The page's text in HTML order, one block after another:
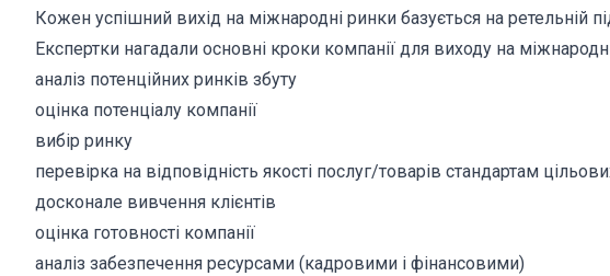
Кожен успішний вихід на міжнародні ринки базується на ретельній
Експертки нагадали основні кроки компанії для виходу на
аналіз потенційних ринків збуту
оцінка потенціалу компанії
вибір ринку
перевірка на відповідність якості послуг/товарів стандартам
досконале вивчення клієнтів
оцінка готовності компанії
аналіз забезпечення ресурсами (кадровими і фінансовими)